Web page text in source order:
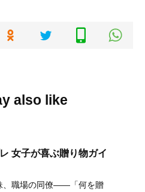
also like
女子が喜ぶ贈り物ガイ
、職場の同僚――「何を贈